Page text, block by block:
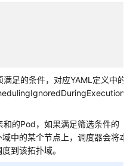
足的条件，对应YAML定义中的
和的Pod，如果满足筛选条件的
中的某个节点上，调度器会将本
度到该拓扑域。